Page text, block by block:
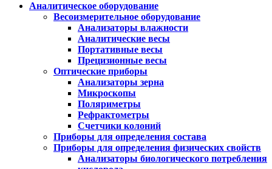
Аналитическое оборудование
Весоизмерительное оборудование
Анализаторы влажности
Аналитические весы
Портативные весы
Прецизионные весы
Оптические приборы
Анализаторы зерна
Микроскопы
Поляриметры
Рефрактометры
Счетчики колоний
Приборы для определения состава
Приборы для определения физических свойств
Анализаторы биологического потребления